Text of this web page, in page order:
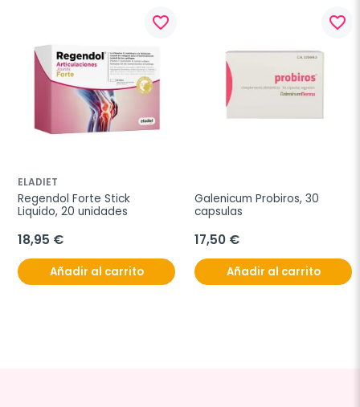
favorite_border
ELADIET
Regendol Forte Stick
Liquido, 20 unidades
18,95 €
Añadir al carrito
favorite_border
Galenicum Probiros, 30
capsulas
17,50 €
Añadir al carrito